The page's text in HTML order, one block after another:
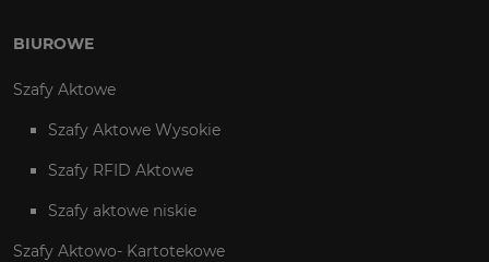
BIUROWE
Szafy Aktowe
Szafy Aktowe Wysokie
Szafy RFID Aktowe
Szafy aktowe niskie
Szafy Aktowo- Kartotekowe